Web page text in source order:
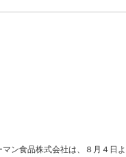
マン食品株式会社は、８月４日